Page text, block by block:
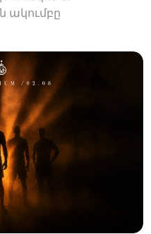
ակումբը